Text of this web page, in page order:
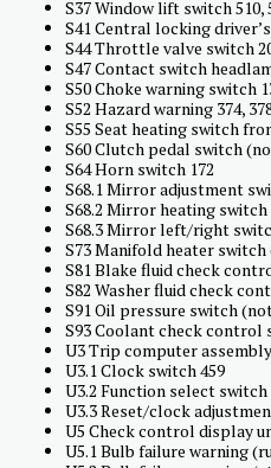
S37 Window lift switch 510,
S41 Central locking
S44 Throttle valve switch
S47 Contact switch
S50 Choke warning switch
S52 Hazard warning 374,
S55 Seat heating switch
S60 Clutch pedal switch
S64 Horn switch 172
S68.1 Mirror adjustment
S68.2 Mirror heating switch
S68.3 Mirror left/right
S73 Manifold heater switch
S81 Blake fluid check
S82 Washer fluid check
S91 Oil pressure switch
S93 Coolant check control
U3 Trip computer
U3.1 Clock switch 459
U3.2 Function select switch
U3.3 Reset/clock
U5 Check control display
U5.1 Bulb failure warning